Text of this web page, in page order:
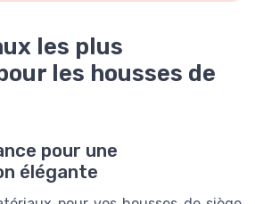
les plus
les housses de
pour une
élégante